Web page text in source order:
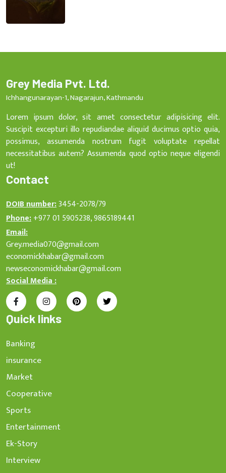
Grey Media Pvt. Ltd.
Ichhangunarayan-1, Nagarajun, Kathmandu
Lorem ipsum dolor, sit amet consectetur adipisicing elit.
Suscipit excepturi illo repudiandae aliquid ducimus optio quia,
possimus, assumenda nostrum fugit voluptate repellat
necessitatibus autem? Assumenda quod optio neque eligendi
ut!
Contact
DOIB number:3454-2078/79
Phone:+977 01 5905238, 9865189441
Email:
Grey.media070@gmail.com
economickhabar@gmail.com
newseconomickhabar@gmail.com
Social Media :
Quick links
Banking
insurance
Market
Cooperative
Sports
Entertainment
Ek-Story
Interview